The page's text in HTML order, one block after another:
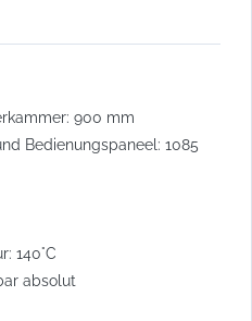
900 mm
Bedienungspaneel: 1085
140°C
absolut